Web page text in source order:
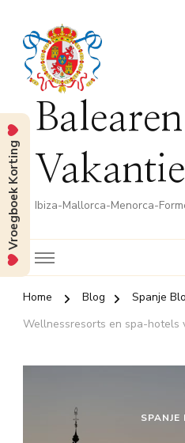
Balearen
Vakantie
Ibiza-Mallorca-Menorca-
Home Blog
Spanje
Wellnessresorts en spa-hotels
SPANJE
Vroegboek Korting